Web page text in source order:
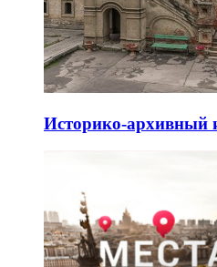
Историко-архивный